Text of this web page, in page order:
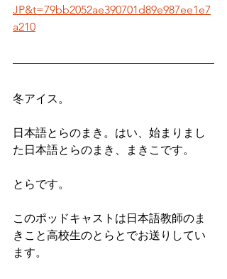
JP&t=79bb2052ae390701d89e987ee1e7
a210
冬アイス。
日本語とらのまき。はい、始まりまし
た日本語とらのまき、まきこです。
とらです。
このポッドキャストは日本語教師のま
きこと高校生のとらとでお送りしてい
ます。